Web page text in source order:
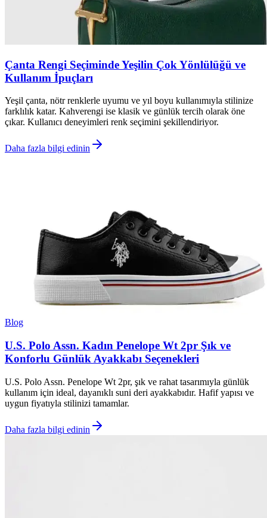
Çanta Rengi Seçiminde Yeşilin Çok Yönlülüğü ve
Kullanım İpuçları
Yeşil çanta, nötr renklerle uyumu ve yıl boyu kullanımıyla stilinize
farklılık katar. Kahverengi ise klasik ve günlük tercih olarak öne
çıkar. Kullanıcı deneyimleri renk seçimini şekillendiriyor.
Daha fazla bilgi edinin
Blog
U.S. Polo Assn. Kadın Penelope Wt 2pr Şık ve
Konforlu Günlük Ayakkabı Seçenekleri
U.S. Polo Assn. Penelope Wt 2pr, şık ve rahat tasarımıyla günlük
kullanım için ideal, dayanıklı suni deri ayakkabıdır. Hafif yapısı ve
uygun fiyatıyla stilinizi tamamlar.
Daha fazla bilgi edinin